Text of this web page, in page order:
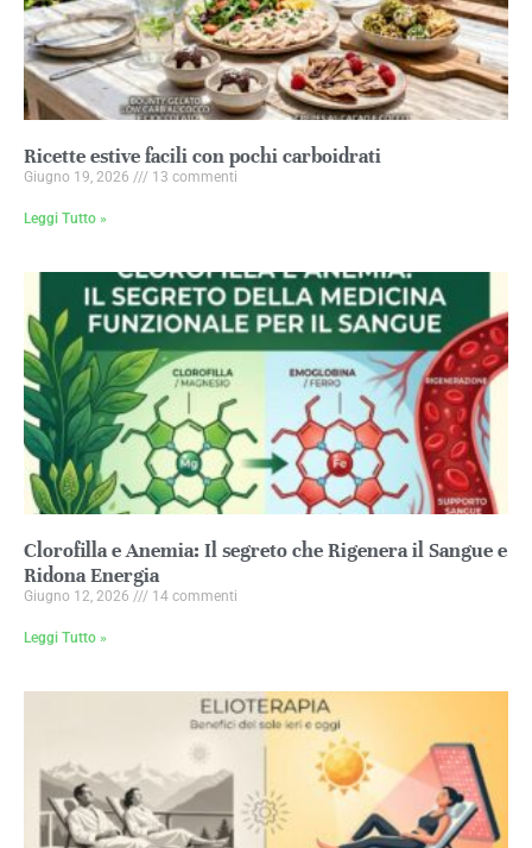
Ricette estive facili con pochi carboidrati
Giugno 19, 2026 13 commenti
Leggi Tutto »
Clorofilla e Anemia: Il segreto che Rigenera il Sangue e
Ridona Energia
Giugno 12, 2026 14 commenti
Leggi Tutto »